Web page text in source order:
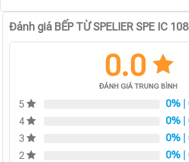
Đánh giá BẾP TỪ SPELIER SPE IC
0.0
ĐÁNH GIÁ TRUNG BÌNH
5 0%
4
0%
3
0%
2
0%